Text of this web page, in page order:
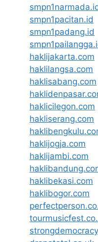
smpn1pacitan.id
smpn1padang.id
haklijakarta.com
haklilangsa.com
haklisabang.com
haklicilegon.com
hakliserang.com
haklijogja.com
haklijambi.com
haklibekasi.com
haklibogor.com